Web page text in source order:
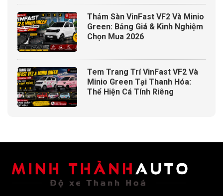
kiện Vinfast VF8
Tại sao nên nâng cấp phụ
kiện cho Vinfast VF8?
trọng, tăng tính thẩm mỹ và quan trọng
nhất là nâng cao sự an toàn khi lái xe.
Thảm Sàn VinFast VF2 Và Minio
Green: Bảng Giá & Kinh Nghiệm
Chọn Mua 2026
Tem Trang Trí VinFast VF2 Và
Minio Green Tại Thanh Hóa:
Thể Hiện Cá Tính Riêng